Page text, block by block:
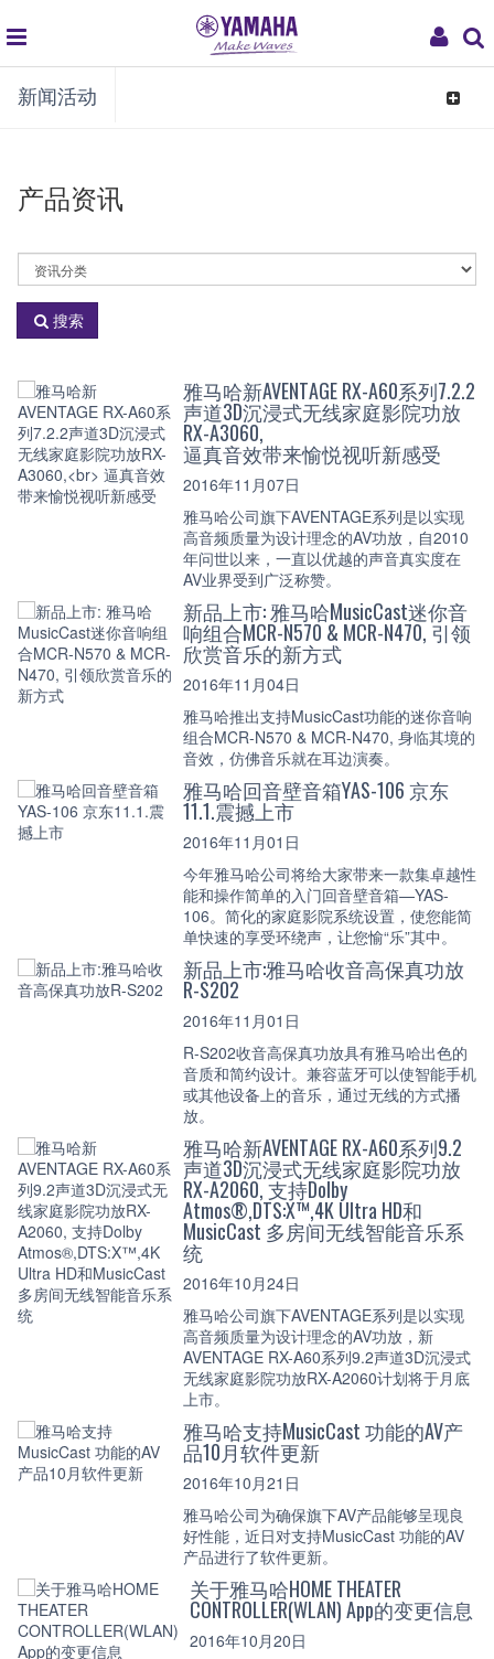
My
global
navigation
新闻活动
Toggle
产品资讯
选
择
资
分
搜索
雅马哈新AVENTAGE RX-A60系列7.2.2
声道3D沉浸式无线家庭影院功放
RX-A3060,
逼真音效带来愉悦视听新感受
2016年11月07日
雅马哈公司旗下AVENTAGE系列是以实现
高音频质量为设计理念的AV功放，自2010
年问世以来，一直以优越的声音真实度在
AV业界受到广泛称赞。
新品上市: 雅马哈MusicCast迷你音
响组合MCR-N570 & MCR-N470, 引领
欣赏音乐的新方式
2016年11月04日
雅马哈推出支持MusicCast功能的迷你音响
组合MCR-N570 & MCR-N470, 身临其境的
音效，仿佛音乐就在耳边演奏。
雅马哈回音壁音箱YAS-106 京东
11.1.震撼上市
2016年11月01日
今年雅马哈公司将给大家带来一款集卓越性
能和操作简单的入门回音壁音箱—YAS-
106。简化的家庭影院系统设置，使您能简
单快速的享受环绕声，让您愉“乐”其中。
新品上市:雅马哈收音高保真功放
R-S202
2016年11月01日
R-S202收音高保真功放具有雅马哈出色的
音质和简约设计。兼容蓝牙可以使智能手机
或其他设备上的音乐，通过无线的方式播
放。
雅马哈新AVENTAGE RX-A60系列9.2
声道3D沉浸式无线家庭影院功放
RX-A2060, 支持Dolby
Atmos®,DTS:X™,4K Ultra HD和
MusicCast 多房间无线智能音乐系
统
2016年10月24日
雅马哈公司旗下AVENTAGE系列是以实现
高音频质量为设计理念的AV功放，新
AVENTAGE RX-A60系列9.2声道3D沉浸式
无线家庭影院功放RX-A2060计划将于月底
上市。
雅马哈支持MusicCast 功能的AV产
品10月软件更新
2016年10月21日
雅马哈公司为确保旗下AV产品能够呈现良
好性能，近日对支持MusicCast 功能的AV
产品进行了软件更新。
关于雅马哈HOME THEATER
CONTROLLER(WLAN) App的变更信息
2016年10月20日